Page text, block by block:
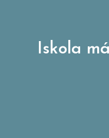
Iskola